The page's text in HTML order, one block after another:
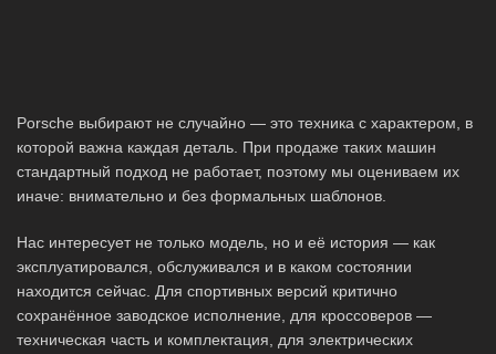
Porsche выбирают не случайно — это техника с характером, в
которой важна каждая деталь. При продаже таких машин
стандартный подход не работает, поэтому мы оцениваем их
иначе: внимательно и без формальных шаблонов.
Нас интересует не только модель, но и её история — как
эксплуатировался, обслуживался и в каком состоянии
находится сейчас. Для спортивных версий критично
сохранённое заводское исполнение, для кроссоверов —
техническая часть и комплектация, для электрических